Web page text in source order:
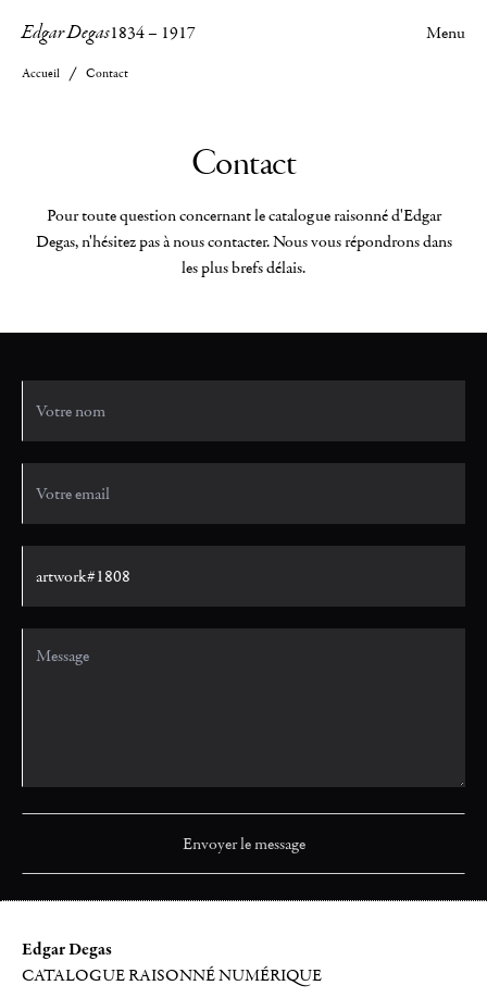
Edgar Degas1834– 1917 Menu
Accueil Contact
Contact
Pour toute question concernant le catalogue raisonné d'Edgar
Degas, n'hésitez pas à nous contacter. Nous vous répondrons dans
les plus brefs délais.
Edgar Degas
CATALOGUE RAISONNÉ NUMÉRIQUE